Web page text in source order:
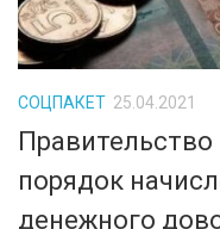
СОЦПАКЕТ 25.04.2021
порядок
денежного